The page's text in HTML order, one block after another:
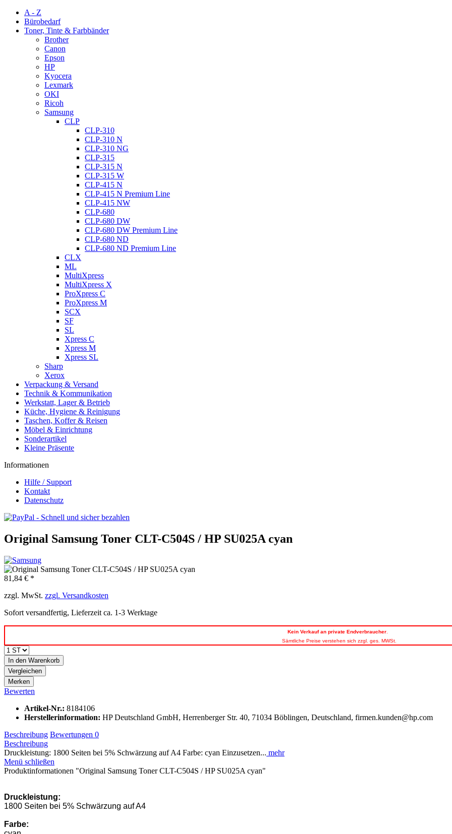
A - Z
Bürobedarf
Toner, Tinte & Farbbänder
Brother
Canon
Epson
HP
Kyocera
Lexmark
OKI
Ricoh
Samsung
CLP
CLP-310
CLP-310 N
CLP-310 NG
CLP-315
CLP-315 N
CLP-315 W
CLP-415 N
CLP-415 N Premium Line
CLP-415 NW
CLP-680
CLP-680 DW
CLP-680 DW Premium Line
CLP-680 ND
CLP-680 ND Premium Line
CLX
ML
MultiXpress
MultiXpress X
ProXpress C
ProXpress M
SCX
SF
SL
Xpress C
Xpress M
Xpress SL
Sharp
Xerox
Verpackung & Versand
Technik & Kommunikation
Werkstatt, Lager & Betrieb
Küche, Hygiene & Reinigung
Taschen, Koffer & Reisen
Möbel & Einrichtung
Sonderartikel
Kleine Präsente
Informationen
Hilfe / Support
Kontakt
Datenschutz
Original Samsung Toner CLT-C504S / HP SU025A cyan
81,84 € *
zzgl. MwSt. zzgl. Versandkosten
Sofort versandfertig, Lieferzeit ca. 1-3 Werktage
Kein Verkauf an private Endverbraucher.
Sämtliche Preise verstehen sich zzgl. ges. MWSt.
In den Warenkorb
Vergleichen
Merken
Bewerten
Artikel-Nr.: 8184106
Herstellerinformation: HP Deutschland GmbH, Herrenberger Str. 40, 71034 Böblingen, Deutschland, firmen.kunden@hp.com
Beschreibung Bewertungen 0
Beschreibung
Druckleistung: 1800 Seiten bei 5% Schwärzung auf A4 Farbe: cyan Einzusetzen... mehr
Menü schließen
Produktinformationen "Original Samsung Toner CLT-C504S / HP SU025A cyan"
Druckleistung:
1800 Seiten bei 5% Schwärzung auf A4
Farbe: